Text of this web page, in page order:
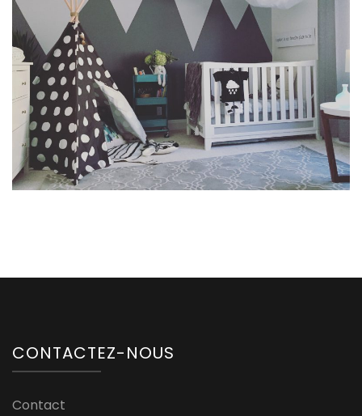
CONTACTEZ-NOUS
Contact